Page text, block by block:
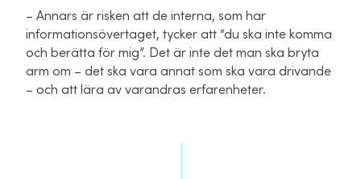
– Annars är risken att de interna, som har
informationsövertaget, tycker att “du ska inte komma
och berätta för mig”. Det är inte det man ska bryta
arm om – det ska vara annat som ska vara drivande
– och att lära av varandras erfarenheter.